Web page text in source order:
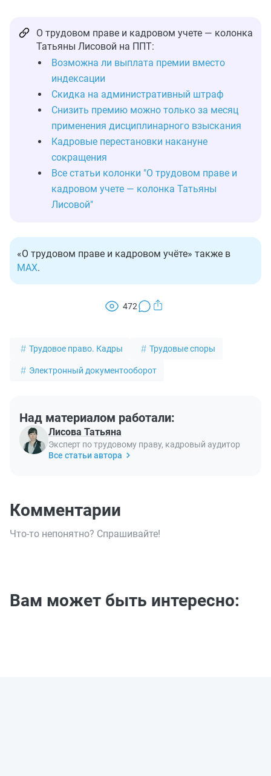
О трудовом праве и кадровом учете — колонка
Татьяны Лисовой на ППТ:
Возможна ли выплата премии вместо
индексации
Скидка на административный штраф
Снизить премию можно только за месяц
применения дисциплинарного взыскания
Кадровые перестановки накануне
сокращения
Все статьи колонки "О трудовом праве и
кадровом учете — колонка Татьяны
Лисовой"
«О трудовом праве и кадровом учёте» также в
MAX.
472
Трудовое право. Кадры Трудовые споры
Электронный документооборот
Над материалом работали:
Лисова Татьяна
Эксперт по трудовому праву, кадровый аудитор
Все статьи автора
Комментарии
Что-то непонятно? Спрашивайте!
Вам может быть интересно: